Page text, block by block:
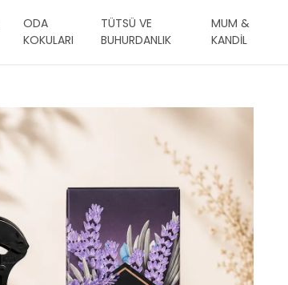
ODA
KOKULARI
TÜTSÜ VE
BUHURDANLIK
MUM &
KANDİL